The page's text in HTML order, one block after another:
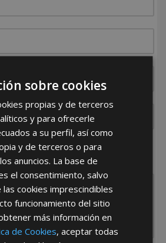
es la empresa?
Portugal Otros
sobre cookies
propias y de terceros
y para ofrecerle
a su perfil, así como
y de terceros o para
anuncios. La base de
el consentimiento, salvo
las cookies imprescindibles
funcionamiento del sitio
más información en
de Cookies, aceptar todas